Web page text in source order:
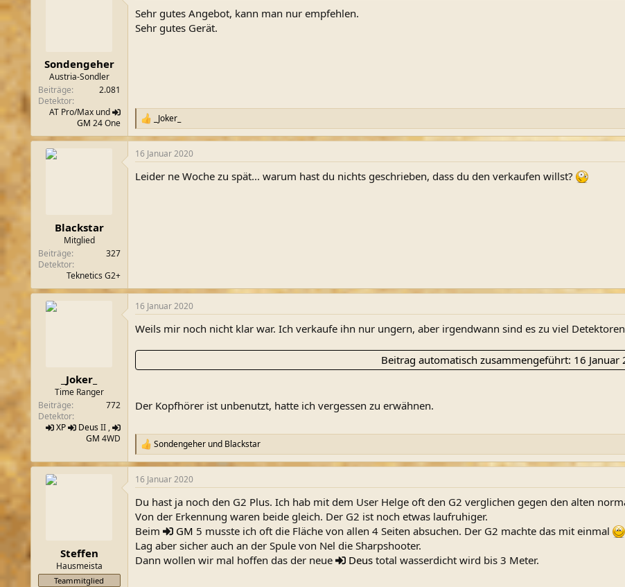
i
o
Sondengeher
Austria-Sondler
Beiträge
2.081
Detektor
AT Pro/Max und
GM 24 One
Sehr gutes Angebot, kann man nur empfehlen.
Sehr gutes Gerät.
R
e
a
k
i
_Joker_
Blackstar
Mitglied
Beiträge
327
Detektor
Teknetics G2+
16 Januar 2020
Leider ne Woche zu spät... warum hast du nichts geschrieben, dass du den verkaufen willst?
_Joker_
Time Ranger
Beiträge
772
Detektor
XP
DeusII ,
GM 4WD
16 Januar 2020
Weils mir noch nicht klar war. Ich verkaufe ihn nur ungern, aber irgendwann sind es zu viel
Beitrag automatisch zusammengeführt: 16 Januar
Der Kopfhörer ist unbenutzt, hatte ich vergessen zu erwähnen.
R
e
a
k
i
o
n
e
n
:
Sondengeherund Blackstar
Steffen
Hausmeista
Teammitglied
16 Januar 2020
Du hast ja noch den G2 Plus. Ich hab mit dem User Helge oft den G2 verglichen gegen den alten
Von der Erkennung waren beide gleich. Der G2 ist noch etwas laufruhiger.
Beim
GM 5 musste ich oft die Fläche von allen 4 Seiten absuchen. Der G2 machte das mit einmal
Lag aber sicher auch an der Spule von Nel die Sharpshooter.
Dann wollen wir mal hoffen das der neue
Deustotal wasserdicht wird bis 3 Meter.